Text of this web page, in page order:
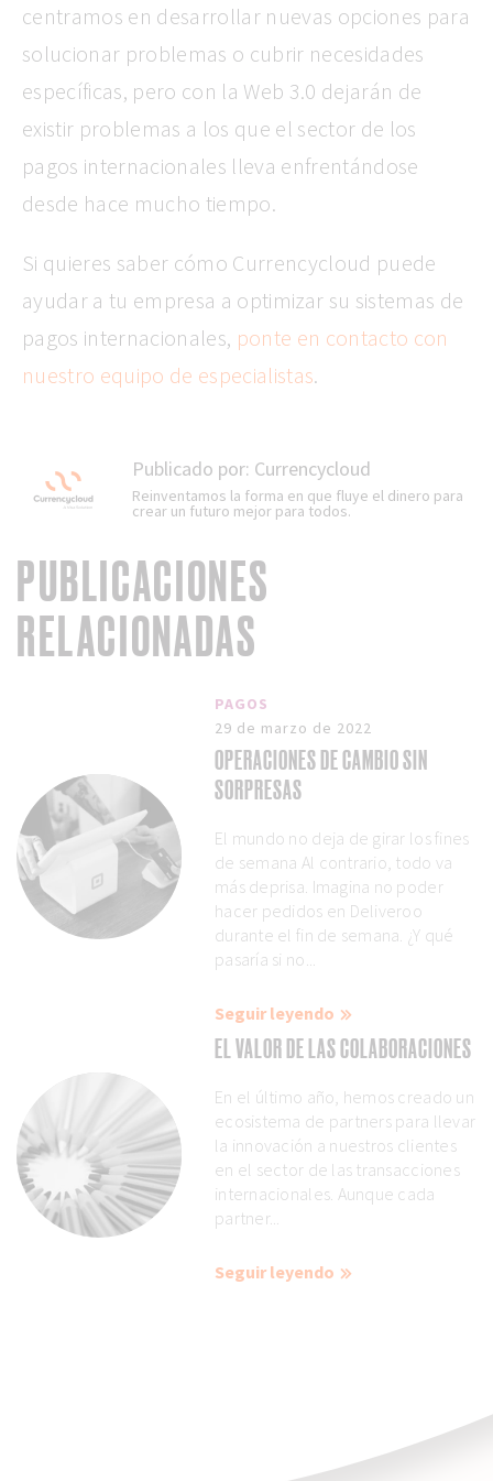
centramos en desarrollar nuevas opciones para
solucionar problemas o cubrir necesidades
específicas, pero con la Web 3.0 dejarán de
existir problemas a los que el sector de los
pagos internacionales lleva enfrentándose
desde hace mucho tiempo.
Si quieres saber cómo Currencycloud puede
ayudar a tu empresa a optimizar su sistemas de
pagos internacionales, ponte en contacto con
nuestro equipo de especialistas.
Publicado por: Currencycloud
Reinventamos la forma en que fluye el dinero para
crear un futuro mejor para todos.
PUBLICACIONES
RELACIONADAS
PAGOS
29 de marzo de 2022
OPERACIONES DE CAMBIO SIN
SORPRESAS
El mundo no deja de girar los fines
de semana Al contrario, todo va
más deprisa. Imagina no poder
hacer pedidos en Deliveroo
durante el fin de semana. ¿Y qué
pasaría si no...
Seguir leyendo
EL VALOR DE LAS COLABORACIONES
En el último año, hemos creado un
ecosistema de partners para llevar
la innovación a nuestros clientes
en el sector de las transacciones
internacionales. Aunque cada
partner...
Seguir leyendo